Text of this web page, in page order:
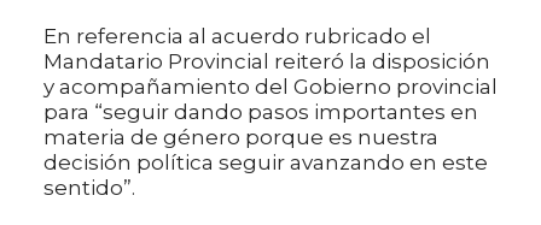
En referencia al acuerdo rubricado el
Mandatario Provincial reiteró la disposición
y acompañamiento del Gobierno provincial
para “seguir dando pasos importantes en
materia de género porque es nuestra
decisión política seguir avanzando en este
sentido”.